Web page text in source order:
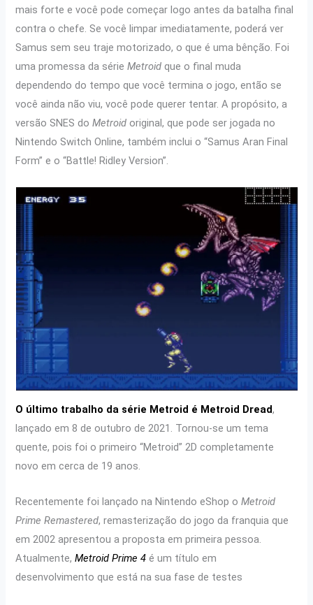
mais forte e você pode começar logo antes da batalha final
contra o chefe. Se você limpar imediatamente, poderá ver
Samus sem seu traje motorizado, o que é uma bênção. Foi
uma promessa da sérieMetroid que o final muda
dependendo do tempo que você termina o jogo, então se
você ainda não viu, você pode querer tentar. A propósito, a
versão SNES doMetroid original, que pode ser jogada no
Nintendo Switch Online, também inclui o “Samus Aran Final
Form” e o “Battle! Ridley Version”.
O último trabalho da série Metroid é Metroid Dread,
lançado em 8 de outubro de 2021. Tornou-se um tema
quente, pois foi o primeiro “Metroid” 2D completamente
novo em cerca de 19 anos.
Recentemente foi lançado na Nintendo eShop oMetroid
Prime Remastered, remasterização do jogo da franquia que
em 2002 apresentou a proposta em primeira pessoa.
Atualmente,Metroid Prime 4 é um título em
desenvolvimento que está na sua fase de testes